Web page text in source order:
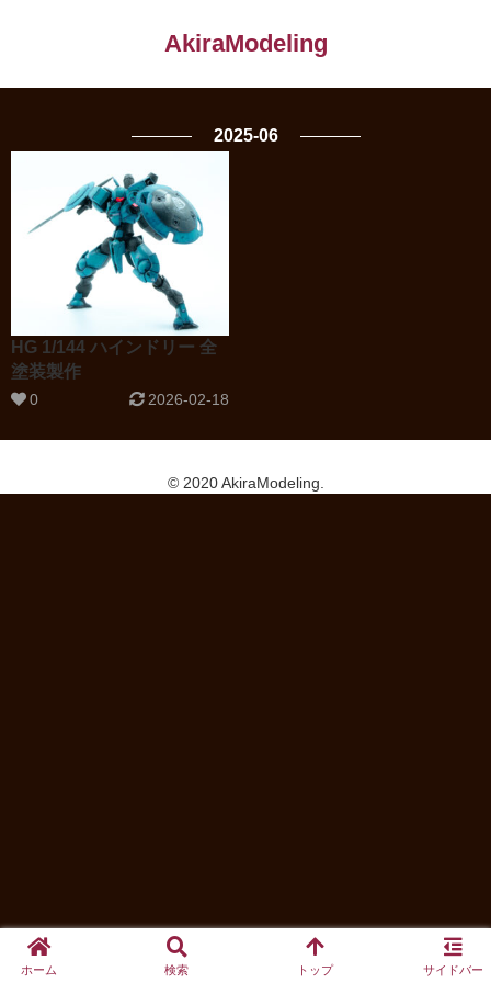
AkiraModeling
2025-06
HG 1/144 ハインドリー 全
塗装製作
0 2026-02-18
© 2020 AkiraModeling.
ホーム 検索 トップ サイドバー